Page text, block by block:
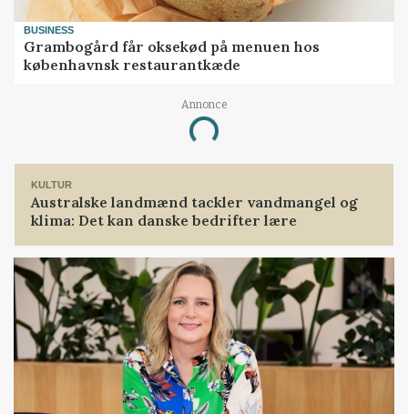
BUSINESS
Grambogård får oksekød på menuen hos
københavnsk restaurantkæde
Annonce
Loading...
KULTUR
Australske landmænd tackler vandmangel og
klima: Det kan danske bedrifter lære